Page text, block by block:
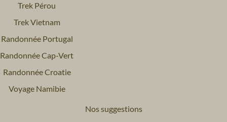
Trek Pérou
Trek Vietnam
Randonnée Portugal
Randonnée Cap-Vert
Randonnée Croatie
Voyage Namibie
Nos suggestions